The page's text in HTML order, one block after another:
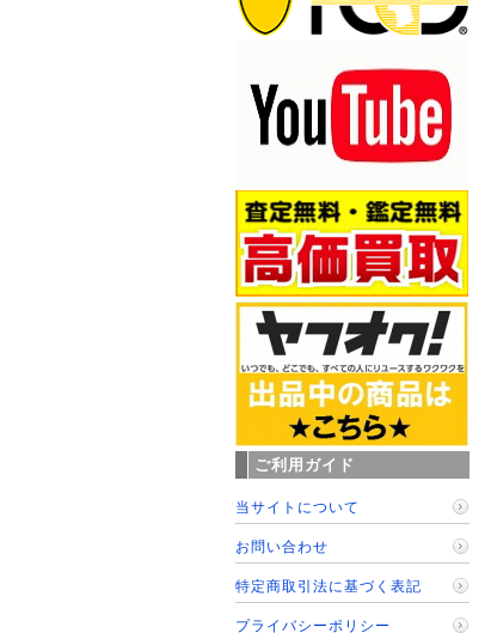
ご利用ガイド
当サイトについて
お問い合わせ
特定商取引法に基づく表記
プライバシーポリシー